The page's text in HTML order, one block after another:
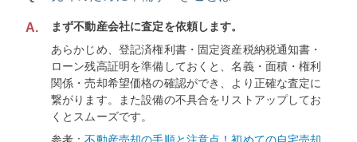
A.
まず不動産会社に査定を依頼します。
あらかじめ、登記済権利書・固定資産税納税通知書・
ローン残高証明を準備しておくと、名義・面積・権利
関係・売却希望価格の確認ができ、より正確な査定に
繋がります。また設備の不具合をリストアップしてお
くとスムーズです。